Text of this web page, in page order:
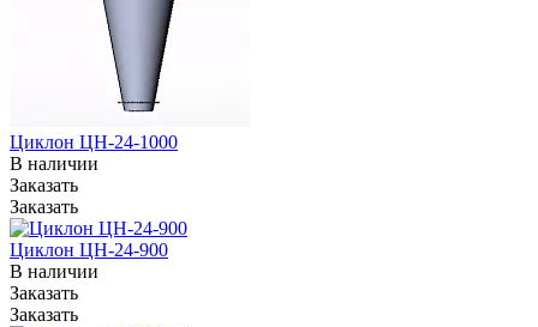
Циклон ЦН-24-1000
В наличии
Заказать
Заказать
Циклон ЦН-24-900
В наличии
Заказать
Заказать